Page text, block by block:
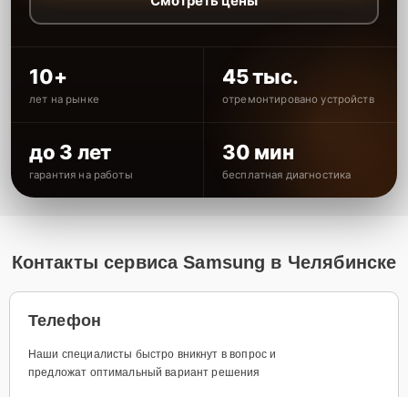
10+
лет на рынке
45 тыс.
отремонтировано устройств
до 3 лет
гарантия на работы
30 мин
бесплатная диагностика
Контакты сервиса Samsung в Челябинске
Телефон
Наши специалисты быстро вникнут в вопрос и
предложат оптимальный вариант решения